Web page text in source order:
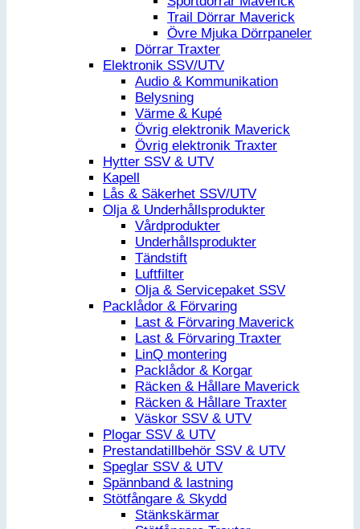
Trail Dörrar Maverick
Övre Mjuka Dörrpaneler
Dörrar Traxter
Elektronik SSV/UTV
Audio & Kommunikation
Belysning
Värme & Kupé
Övrig elektronik Maverick
Övrig elektronik Traxter
Hytter SSV & UTV
Kapell
Lås & Säkerhet SSV/UTV
Olja & Underhållsprodukter
Vårdprodukter
Underhållsprodukter
Tändstift
Luftfilter
Olja & Servicepaket SSV
Packlådor & Förvaring
Last & Förvaring Maverick
Last & Förvaring Traxter
LinQ montering
Packlådor & Korgar
Räcken & Hållare Maverick
Räcken & Hållare Traxter
Väskor SSV & UTV
Plogar SSV & UTV
Prestandatillbehör SSV & UTV
Speglar SSV & UTV
Spännband & lastning
Stötfångare & Skydd
Stänkskärmar